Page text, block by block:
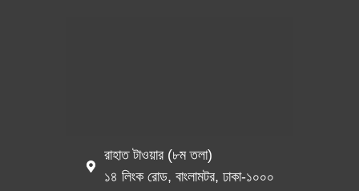
রাহাত টাওয়ার (৮ম তলা)
১৪ লিংক রোড, বাংলামটর, ঢাকা-১০০০